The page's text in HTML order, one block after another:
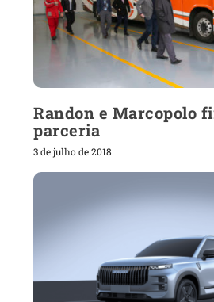
Randon e Marcopolo
parceria
3 de julho de 2018